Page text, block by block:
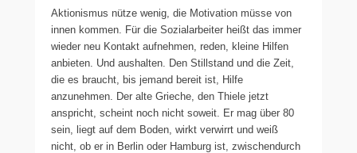
Aktionismus nütze wenig, die Motivation müsse von
innen kommen. Für die Sozialarbeiter heißt das immer
wieder neu Kontakt aufnehmen, reden, kleine Hilfen
anbieten. Und aushalten. Den Stillstand und die Zeit,
die es braucht, bis jemand bereit ist, Hilfe
anzunehmen. Der alte Grieche, den Thiele jetzt
anspricht, scheint noch nicht soweit. Er mag über 80
sein, liegt auf dem Boden, wirkt verwirrt und weiß
nicht, ob er in Berlin oder Hamburg ist, zwischendurch